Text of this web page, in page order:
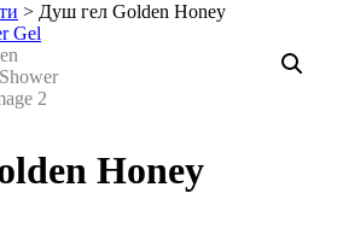
> Душ гел Golden Honey
Honey